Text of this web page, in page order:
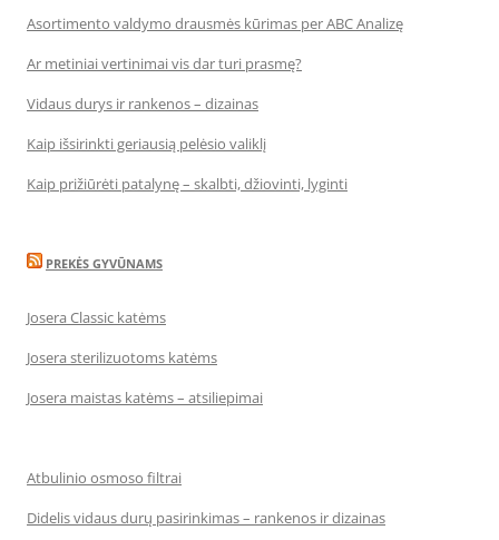
Asortimento valdymo drausmės kūrimas per ABC Analizę
Ar metiniai vertinimai vis dar turi prasmę?
Vidaus durys ir rankenos – dizainas
Kaip išsirinkti geriausią pelėsio valiklį
Kaip prižiūrėti patalynę – skalbti, džiovinti, lyginti
PREKĖS GYVŪNAMS
Josera Classic katėms
Josera sterilizuotoms katėms
Josera maistas katėms – atsiliepimai
Atbulinio osmoso filtrai
Didelis vidaus durų pasirinkimas – rankenos ir dizainas